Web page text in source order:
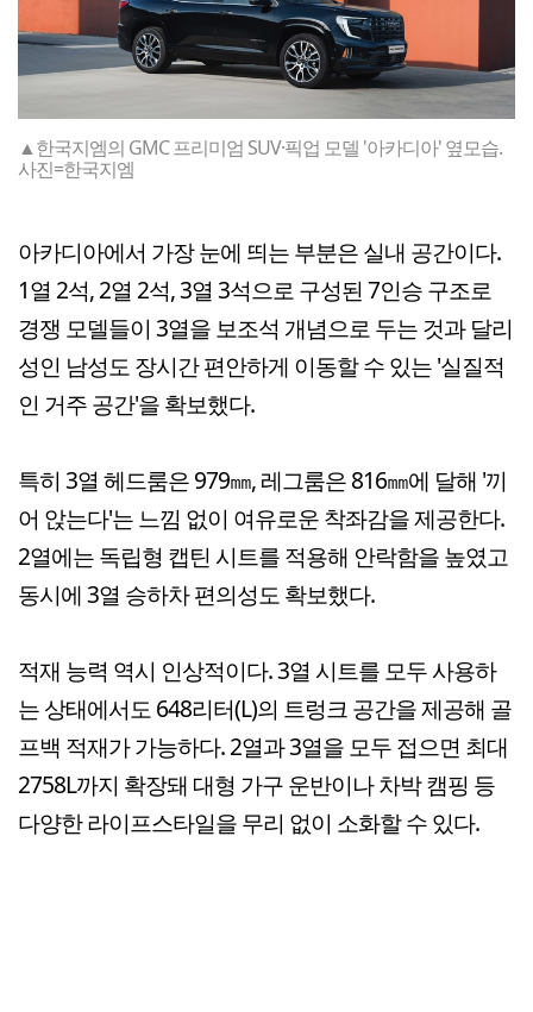
▲한국지엠의 GMC 프리미엄 SUV·픽업 모델 '아카디아' 옆모습.
사진=한국지엠
아카디아에서 가장 눈에 띄는 부분은 실내 공간이다.
1열 2석, 2열 2석, 3열 3석으로 구성된 7인승 구조로
경쟁 모델들이 3열을 보조석 개념으로 두는 것과 달리
성인 남성도 장시간 편안하게 이동할 수 있는 '실질적
인 거주 공간'을 확보했다.
특히 3열 헤드룸은 979㎜, 레그룸은 816㎜에 달해 '끼
어 앉는다'는 느낌 없이 여유로운 착좌감을 제공한다.
2열에는 독립형 캡틴 시트를 적용해 안락함을 높였고
동시에 3열 승하차 편의성도 확보했다.
적재 능력 역시 인상적이다. 3열 시트를 모두 사용하
는 상태에서도 648리터(L)의 트렁크 공간을 제공해 골
프백 적재가 가능하다. 2열과 3열을 모두 접으면 최대
2758L까지 확장돼 대형 가구 운반이나 차박 캠핑 등
다양한 라이프스타일을 무리 없이 소화할 수 있다.